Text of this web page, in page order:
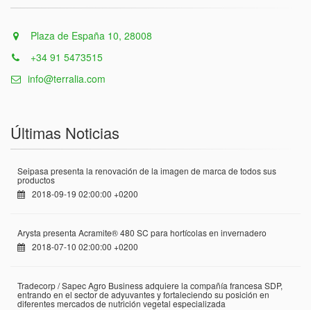
Plaza de España 10, 28008
+34 91 5473515
info@terralia.com
Últimas Noticias
Seipasa presenta la renovación de la imagen de marca de todos sus
productos
2018-09-19 02:00:00 +0200
Arysta presenta Acramite® 480 SC para hortícolas en invernadero
2018-07-10 02:00:00 +0200
Tradecorp / Sapec Agro Business adquiere la compañía francesa SDP,
entrando en el sector de adyuvantes y fortaleciendo su posición en
diferentes mercados de nutrición vegetal especializada